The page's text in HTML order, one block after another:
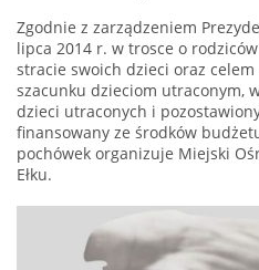
Zgodnie z zarządzeniem
lipca 2014 r. w trosce o
stracie swoich dzieci oraz
szacunku dzieciom utraconym,
dzieci utraconych i
finansowany ze środków
pochówek organizuje Miejski
Ełku.